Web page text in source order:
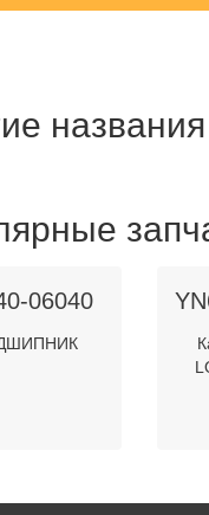
06040